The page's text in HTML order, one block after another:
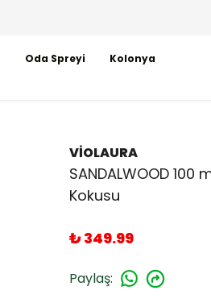
Oda Spreyi
Kolonya
VİOLAURA
SANDALWOOD 100
Kokusu
₺ 349.99
Paylaş: